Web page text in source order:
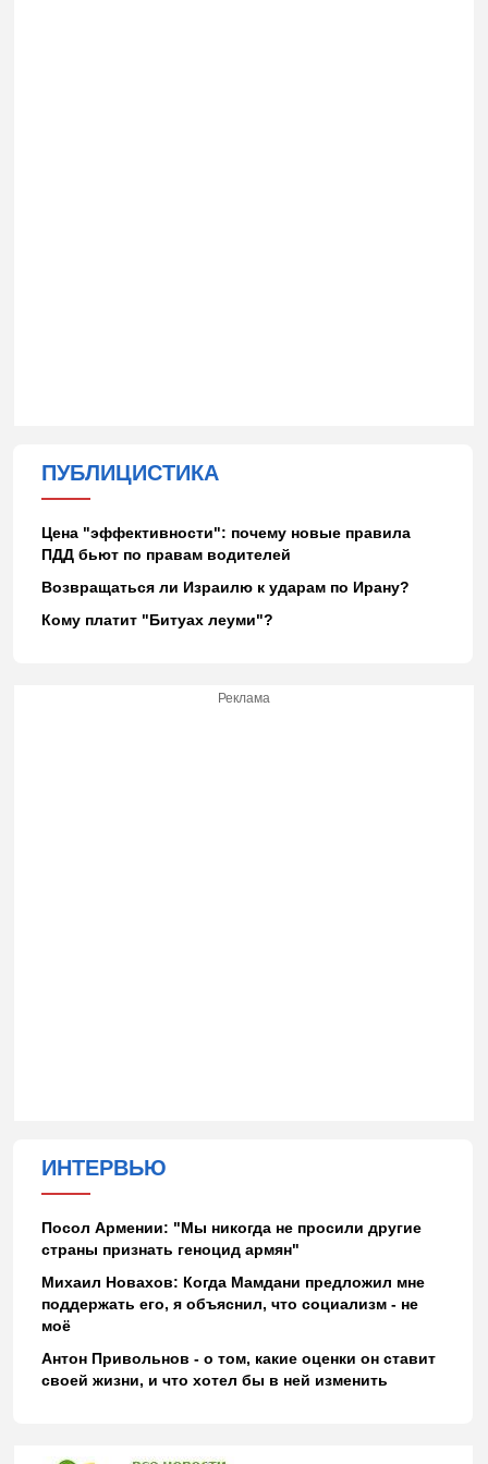
ПУБЛИЦИСТИКА
Цена "эффективности": почему новые правила
ПДД бьют по правам водителей
Возвращаться ли Израилю к ударам по Ирану?
Кому платит "Битуах леуми"?
Реклама
ИНТЕРВЬЮ
Посол Армении: "Мы никогда не просили другие
страны признать геноцид армян"
Михаил Новахов: Когда Мамдани предложил мне
поддержать его, я объяснил, что социализм - не
моё
Антон Привольнов - о том, какие оценки он ставит
своей жизни, и что хотел бы в ней изменить